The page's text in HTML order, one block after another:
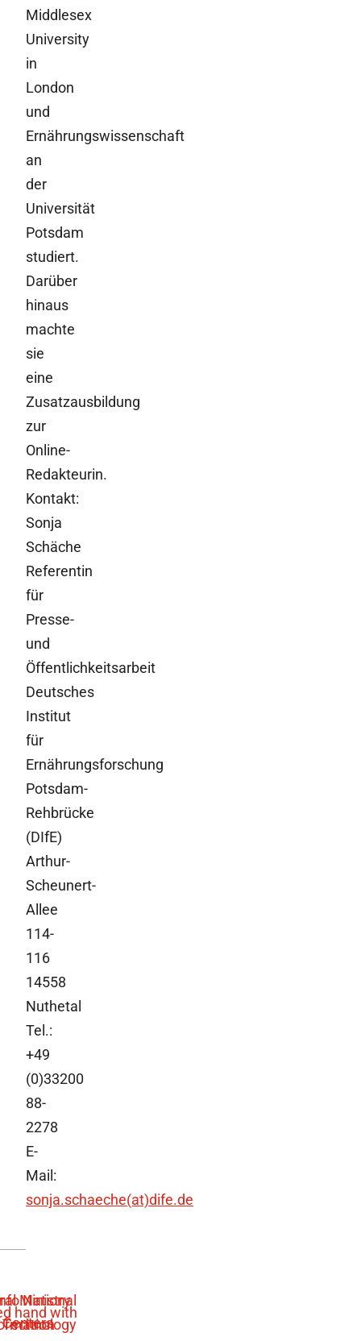
Middlesex
University
in
London
und
Ernährungswissenschaft
an
der
Universität
Potsdam
studiert.
Darüber
hinaus
machte
sie
eine
Zusatzausbildung
zur
Online-
Redakteurin.
Kontakt:
Sonja
Schäche
Referentin
für
Presse-
und
Öffentlichkeitsarbeit
Deutsches
Institut
für
Ernährungsforschung
Potsdam-
Rehbrücke
(DIfE)
Arthur-
Scheunert-
Allee
114-
116
14558
Nuthetal
Tel.:
+49
(0)33200
88-
2278
E-
Mail:
sonja.schaeche(at)dife.de